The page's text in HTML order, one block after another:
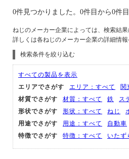
0件見つかりました。0件目から0件
ねじのメーカー企業によっては、検索結
詳しくは各ねじのメーカー企業の詳細情
検索条件を絞り込む
すべての製品を表示
エリアでさがす
エリア：すべて 関
材質でさがす
材質：すべて 鉄 ス
形状でさがす
形状：すべて ねじ
用途でさがす
用途：すべて 自動車
特徴でさがす
特徴：すべて いたず